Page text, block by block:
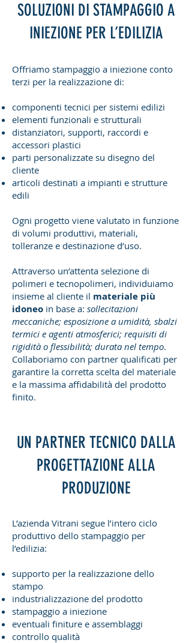
SOLUZIONI DI STAMPAGGIO A
INIEZIONE PER L’EDILIZIA
Offriamo stampaggio a iniezione conto
terzi per la realizzazione di:
componenti tecnici per sistemi edilizi
elementi funzionali e strutturali
distanziatori, supporti, raccordi e
accessori plastici
parti personalizzate su disegno del
cliente
articoli destinati a impianti e strutture
edili
Ogni progetto viene valutato in funzione
di volumi produttivi, materiali,
tolleranze e destinazione d’uso.
Attraverso un’attenta selezione di
polimeri e tecnopolimeri, individuiamo
insieme al cliente il materiale più
idoneo in base a: sollecitazioni
meccaniche; esposizione a umidità, sbalzi
termici e agenti atmosferici; requisiti di
rigidità o flessibilità; durata nel tempo.
Collaboriamo con partner qualificati per
garantire la corretta scelta del materiale
e la massima affidabilità del prodotto
finito.
UN PARTNER TECNICO DALLA
PROGETTAZIONE ALLA
PRODUZIONE
L’azienda Vitrani segue l’intero ciclo
produttivo dello stampaggio per
l’edilizia:
supporto per la realizzazione dello
stampo
industrializzazione del prodotto
stampaggio a iniezione
eventuali finiture e assemblaggi
controllo qualità